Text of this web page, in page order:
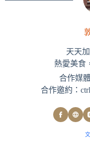
天天
熱愛美食
合作媒
合作邀約：